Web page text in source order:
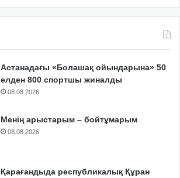
Астанадағы «Болашақ ойындарына» 50
елден 800 спортшы жиналды
08.08.2026
Менің арыстарым – бойтұмарым
08.08.2026
Қарағандыда республикалық Құран